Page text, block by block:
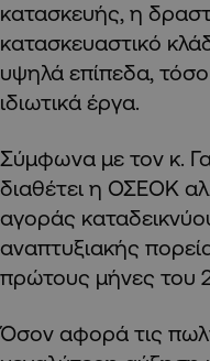
κατασκευής, η
κατασκευαστικό
υψηλά επίπεδα,
ιδιωτικά έργα.
Σύμφωνα με τον κ.
διαθέτει η ΟΣΕΟΚ
αγοράς
αναπτυξιακής
πρώτους μήνες του
Όσον αφορά τις